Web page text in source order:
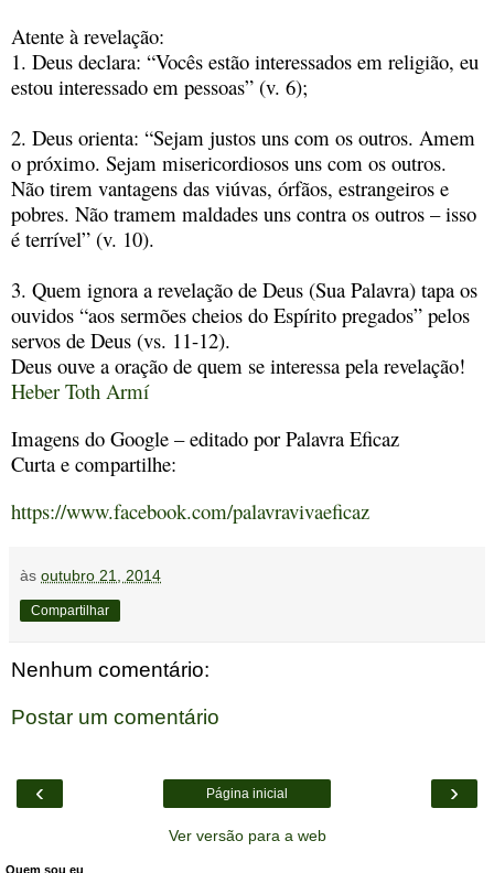
Atente à revelação:
1. Deus declara: “Vocês estão interessados em religião, eu
estou interessado em pessoas” (v. 6);
2. Deus orienta: “Sejam justos uns com os outros. Amem
o próximo. Sejam misericordiosos uns com os outros.
Não tirem vantagens das viúvas, órfãos, estrangeiros e
pobres. Não tramem maldades uns contra os outros – isso
é terrível” (v. 10).
3. Quem ignora a revelação de Deus (Sua Palavra) tapa os
ouvidos “aos sermões cheios do Espírito pregados” pelos
servos de Deus (vs. 11-12).
Deus ouve a oração de quem se interessa pela revelação!
Heber Toth Armí
Imagens do Google – editado por Palavra Eficaz
Curta e compartilhe:
https://www.facebook.com/palavravivaeficaz
às outubro 21, 2014
Compartilhar
Nenhum comentário:
Postar um comentário
‹ ›
Página inicial
Ver versão para a web
Quem sou eu